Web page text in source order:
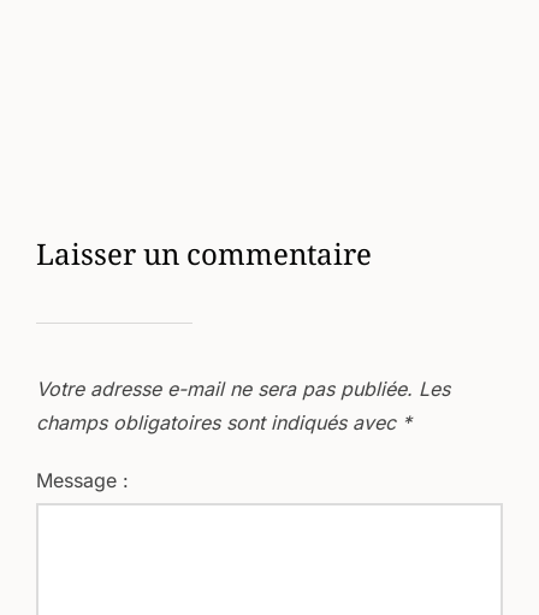
Laisser un commentaire
Votre adresse e-mail ne sera pas publiée. Les
champs obligatoires sont indiqués avec *
Message :